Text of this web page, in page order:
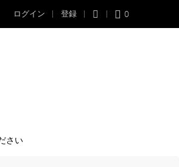
ログイン 登録 0
さい